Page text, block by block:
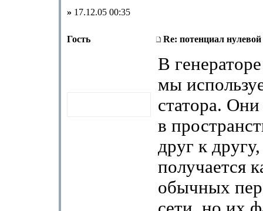
» 17.12.05 00:35
Гость Re: потенциал
В
мы
статора.
в
друг к
получается
обычных